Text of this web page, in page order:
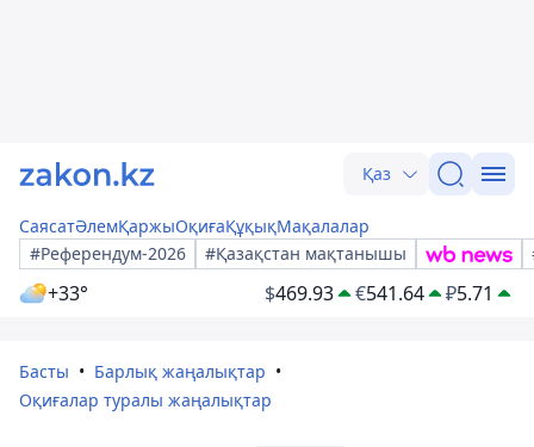
Қаз
СаясатӘлемҚаржыОқиғаҚұқықМақалалар
#Референдум-2026
#Қазақстан мақтанышы
+33° $469.93 €541.64 ₽5.71
Басты
Барлық жаңалықтар
Оқиғалар туралы жаңалықтар